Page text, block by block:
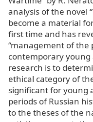
analysis of the novel
become a material
first time and has
“management of the
contemporary young
research is to
ethical category of
significant for young
periods of Russian
to the theses of the